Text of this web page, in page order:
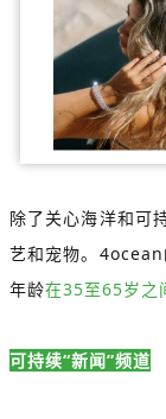
除了关心海洋和可
艺和宠物。
年龄在35至65岁之
可持续“新闻”频道